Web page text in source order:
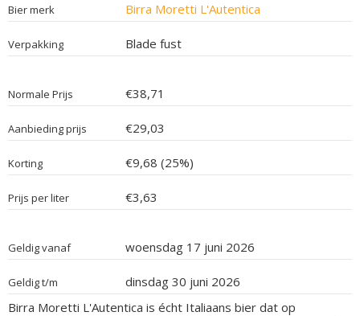
Bier merk Birra Moretti L'Autentica
Verpakking Blade fust
Normale Prijs €38,71
Aanbieding prijs €29,03
Korting €9,68 (25%)
Prijs per liter €3,63
Geldig vanaf woensdag 17 juni 2026
Geldig t/m
dinsdag 30 juni 2026
Birra Moretti L'Autentica is écht Italiaans bier dat op